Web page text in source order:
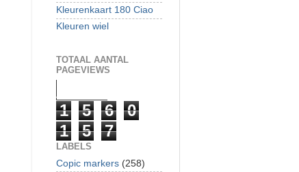
Kleurenkaart 180 Ciao
Kleuren wiel
TOTAAL AANTAL
PAGEVIEWS
1 5 6
0
1
5 7
LABELS
Copic markers (258)